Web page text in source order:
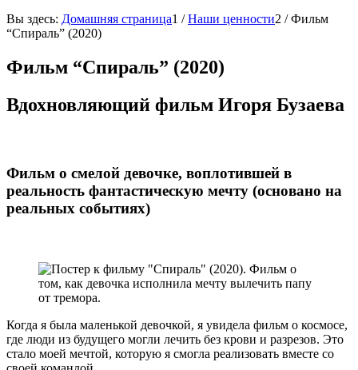
Вы здесь: Домашняя страница1 / Наши ценности2 / Фильм
“Спираль” (2020)
Фильм “Спираль” (2020)
Вдохновляющий фильм Игоря Бузаева
Фильм о смелой девочке, воплотившей в
реальность фантастическую мечту (основано на
реальных событиях)
Когда я была маленькой девочкой, я увидела фильм о космосе,
где люди из будущего могли лечить без крови и разрезов. Это
стало моей мечтой, которую я смогла реализовать вместе со